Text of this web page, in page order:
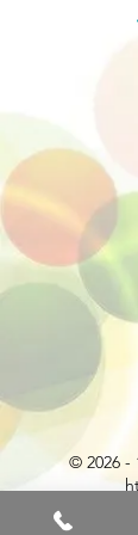
© 2026 -
1Conseil /